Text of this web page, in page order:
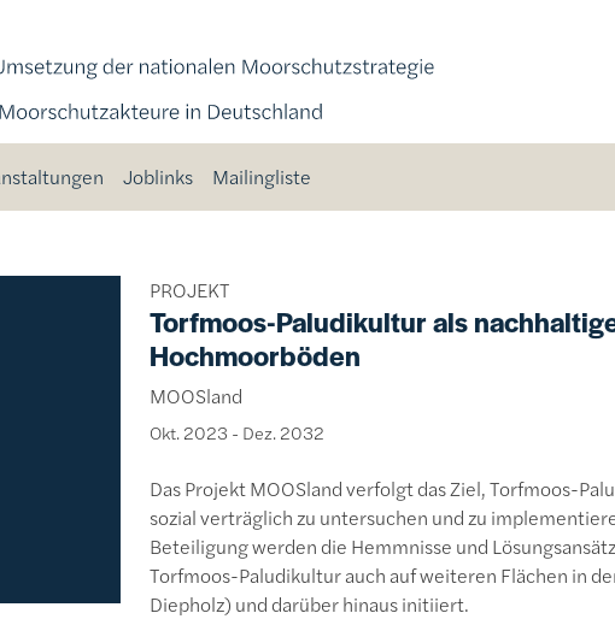
Joblinks Mailingliste
PROJEKT
Torfmoos-Paludikultur als
Hochmoorböden
MOOSland
Okt. 2023 - Dez. 2032
Das Projekt MOOSland verfolgt das Ziel, Torfmoos-
sozial verträglich zu untersuchen und zu
Beteiligung werden die Hemmnisse und
Torfmoos-Paludikultur auch auf weiteren Flächen in
Diepholz) und darüber hinaus initiiert.